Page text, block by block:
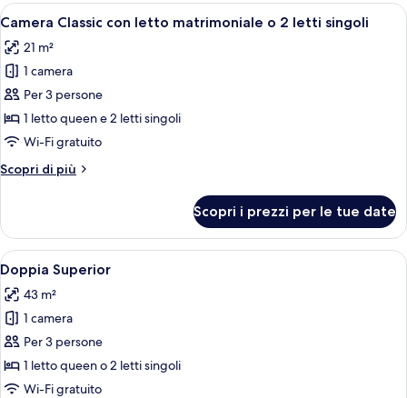
le
camere
Apri
tutte
le
foto
per
Camera
Classic
letto
2
letti
singoli
Una camera d'albergo con un letto,
6
Camera Classic con letto matrimoniale o 2 letti singoli
21 m²
1 camera
Per 3 persone
1 letto queen e 2 letti singoli
Wi-Fi gratuito
Scopri di più
Altri
Classic
con
letto
matrimoniale
o
2
letti
singoli
Scopri i prezzi per le tue date
Apri
tutte
le
foto
per
Doppia
Superior
Una camera d'albergo moderna con
9
Doppia Superior
43 m²
1 camera
Per 3 persone
1 letto queen o 2 letti singoli
Wi-Fi gratuito